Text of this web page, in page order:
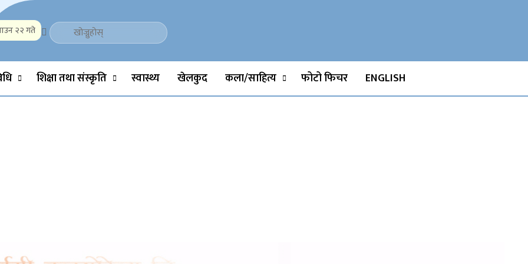
Science, Technology, Social, Media, Sports, Youth, Model Watch, Movies
२२ गते
शिक्षा तथा संस्कृति स्वास्थ्य खेलकुद कला/साहित्य फोटो फिचर ENGLISH